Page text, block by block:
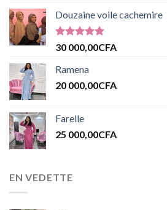
Douzaine voile cachemire
Note5.00
30 000,00CFA
Ramena
20 000,00CFA
Farelle
25 000,00CFA
EN VEDETTE